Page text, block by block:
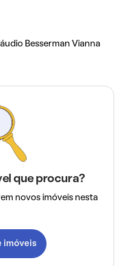
Besserman Vianna
que procura?
novos imóveis nesta
imóveis